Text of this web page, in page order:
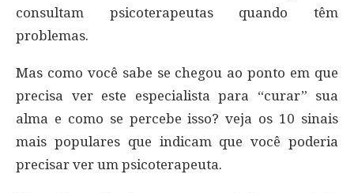
consultam psicoterapeutas quando têm
problemas.
Mas como você sabe se chegou ao ponto em que
precisa ver este especialista para “curar” sua
alma e como se percebe isso? veja os 10 sinais
mais populares que indicam que você poderia
precisar ver um psicoterapeuta.